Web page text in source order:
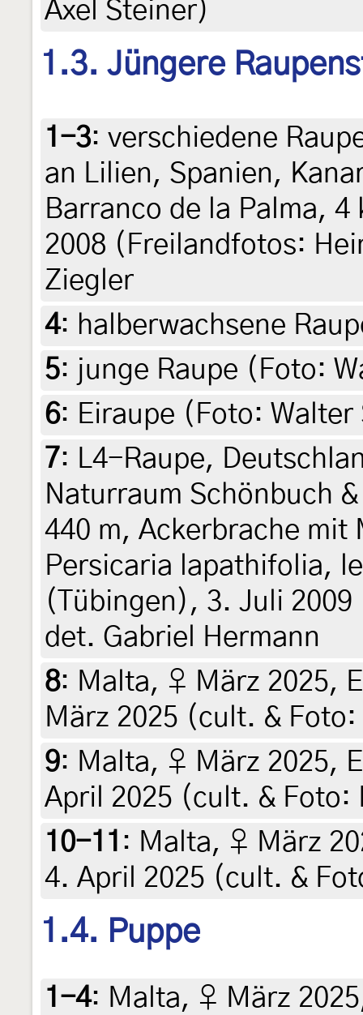
Axel Steiner)
1.3. Jüngere
1-3: verschiedene
an Lilien, Spanien,
Barranco de la Palma,
2008 (Freilandfotos:
Ziegler
4: halberwachsene
5: junge Raupe (Foto:
6: Eiraupe (Foto: Walter
7: L4-Raupe,
Naturraum Schönbuch
440 m, Ackerbrache mit
Persicaria lapathifolia,
(Tübingen), 3. Juli
det. Gabriel Hermann
8: Malta, ♀ März 2025,
März 2025 (cult. &
9: Malta, ♀ März 2025,
April 2025 (cult. & Foto:
10-11 : Malta, ♀ März
4. April 2025 (cult. &
1.4. Puppe
1-4: Malta, ♀ März